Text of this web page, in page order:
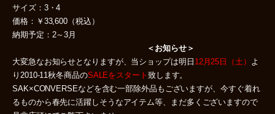
サイズ：3・4
価格：￥33,600（税込）
納期予定：2～3月
＜お知らせ＞
大変急なお知らせとなりますが、当ショップは明日 12月25日（土） よ
り2010-11秋冬商品のSALEをスタート 致します。
SAK×CONVERSEなどを含む一部除外品もございますが、今すぐ着れ
るものから春先に活躍しそうなアイテム等、まだ多くございますので